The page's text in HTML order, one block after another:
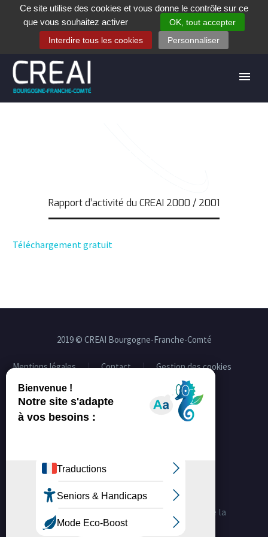
+33 (0)3 80 28 84 40
Contact
Espace contribuants Offres d’emploi
Rapport d’activité du CREAI 2000 / 2001
Téléchargement gratuit
2019 © CREAI Bourgogne-Franche-Comté
Mentions légales Contact Gestion des cookies
La certification qualité a été délivrée au titre de la
catégorie d'action suivante :
Ce site utilise des cookies et vous donne le contrôle sur ce
que vous souhaitez activer
OK, tout accepter
Interdire tous les cookies
Personnaliser